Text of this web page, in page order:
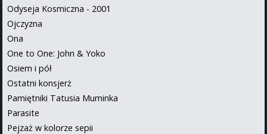
Odyseja Kosmiczna - 2001
Ojczyzna
Ona
One to One: John & Yoko
Osiem i pół
Ostatni konsjerż
Pamiętniki Tatusia Muminka
Parasite
Pejzaż w kolorze sepii